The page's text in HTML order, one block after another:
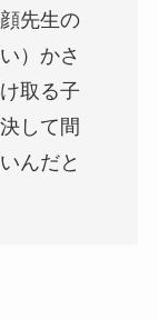
先生の
）かさ
取る子
して間
んだと